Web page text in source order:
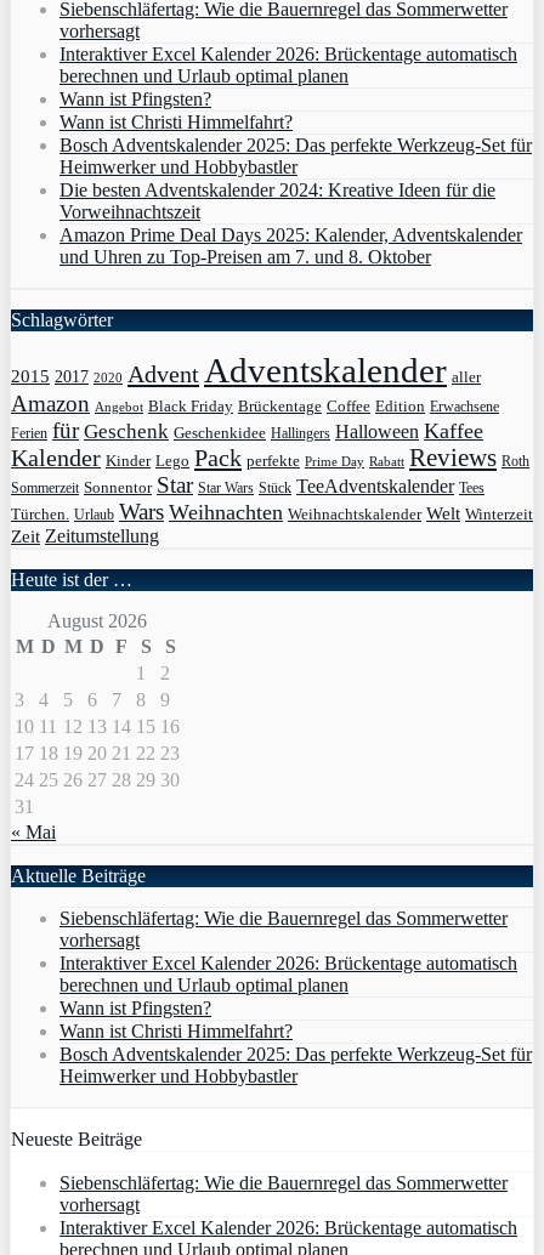
Siebenschläfertag: Wie die Bauernregel das Sommerwetter
vorhersagt
Interaktiver Excel Kalender 2026: Brückentage automatisch
berechnen und Urlaub optimal planen
Wann ist Pfingsten?
Wann ist Christi Himmelfahrt?
Bosch Adventskalender 2025: Das perfekte Werkzeug-Set für
Heimwerker und Hobbybastler
Die besten Adventskalender 2024: Kreative Ideen für die
Vorweihnachtszeit
Amazon Prime Deal Days 2025: Kalender, Adventskalender
und Uhren zu Top-Preisen am 7. und 8. Oktober
Schlagwörter
2015 2017 2020 AdventAdventskalender aller
Amazon Angebot Black Friday Brückentage Coffee Edition Erwachsene
Ferien für Geschenk Geschenkidee Hallingers Halloween Kaffee
Kalender Kinder Lego Pack perfekte Prime Day Rabatt Reviews Roth
Sommerzeit Sonnentor Star Star Wars Stück TeeAdventskalender Tees
Türchen. Urlaub Wars Weihnachten Weihnachtskalender Welt Winterzeit
Zeit Zeitumstellung
Heute ist der …
August 2026
M D M D F S
S
1
2
3
4 5 6 7 8
9
10 11 12 13 14 15 16
17 18 19 20 21 22 23
24 25 26 27 28 29 30
31
« Mai
Aktuelle Beiträge
Siebenschläfertag: Wie die Bauernregel das Sommerwetter
vorhersagt
Interaktiver Excel Kalender 2026: Brückentage automatisch
berechnen und Urlaub optimal planen
Wann ist Pfingsten?
Wann ist Christi Himmelfahrt?
Bosch Adventskalender 2025: Das perfekte Werkzeug-Set für
Heimwerker und Hobbybastler
Neueste Beiträge
Siebenschläfertag: Wie die Bauernregel das Sommerwetter
vorhersagt
Interaktiver Excel Kalender 2026: Brückentage automatisch
berechnen und Urlaub optimal planen